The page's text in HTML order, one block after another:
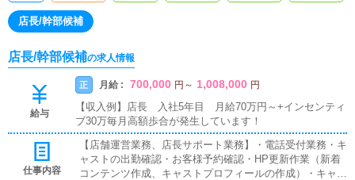
店長/幹部候補
店長/幹部候補の求人情報
給与
正 月給 : 700,000 円 ～ 1,008,000 円
【収入例】店長 入社5年目 月給70万円～+インセンティ
ブ30万毎月高額歩合が発生しています！
仕事内容
【店舗運営業務、店長サポート業務】・電話受付業務・キ
ャストの出勤確認・お客様予約確認・HP更新作業（新着
コンテンツ作成、キャストプロフィールの作成）・キャス